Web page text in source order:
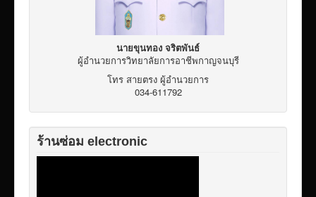
นายขุนทอง จริตพันธ์
ผู้อำนวยการวิทยาลัยการอาชีพกาญจนบุรี
โทร สายตรง ผู้อำนวยการ
034-611792
ร้านซ่อม electronic